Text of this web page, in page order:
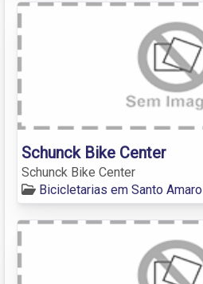
Schunck Bike Center
Schunck Bike Center
Bicicletarias em Santo Amaro